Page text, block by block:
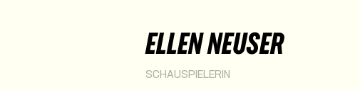
ELLEN NEUSER
SCHAUSPIELERIN